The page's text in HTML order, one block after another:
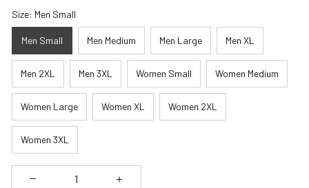
Size: Men Small
Men Small Men Medium Men Large Men XL
Men 2XL Men 3XL Women Small Women Medium
Women Large Women XL Women 2XL
Women 3XL